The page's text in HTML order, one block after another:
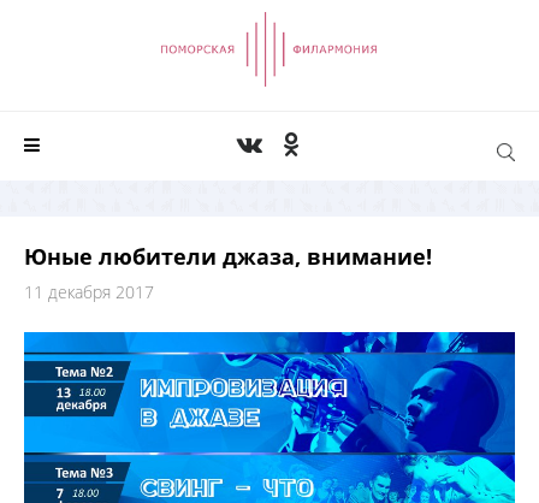
Юные любители джаза, внимание!
11 декабря 2017